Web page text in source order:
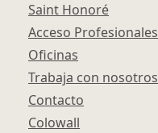
Saint Honoré
Acceso Profesionales
Oficinas
Trabaja con nosotros
Contacto
Colowall